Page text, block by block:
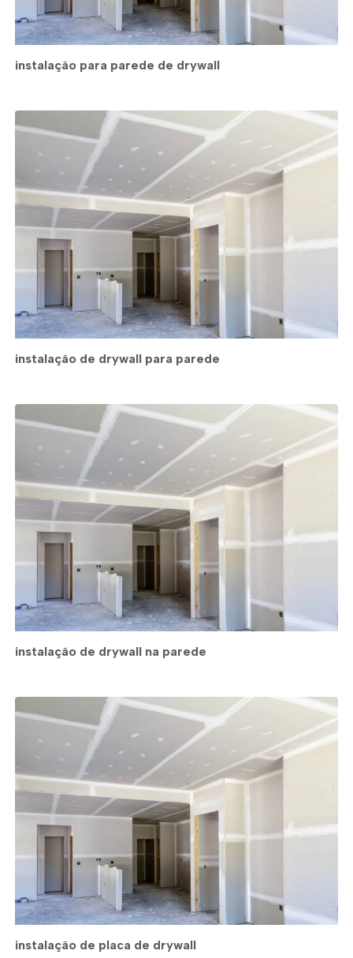
instalação para parede de drywall
instalação de drywall para parede
instalação de drywall na parede
instalação de placa de drywall